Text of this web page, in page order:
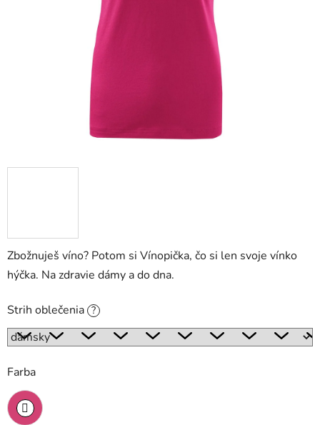
Zbožnuješ víno? Potom si Vínopička, čo si len svoje vínko
hýčka. Na zdravie dámy a do dna.
Strih oblečenia ?
Farba